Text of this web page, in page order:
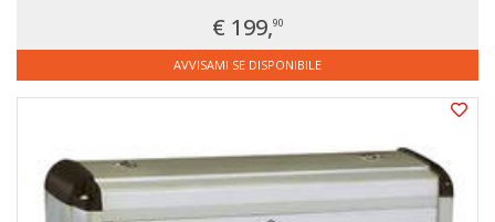
€ 199,90
AVVISAMI SE DISPONIBILE